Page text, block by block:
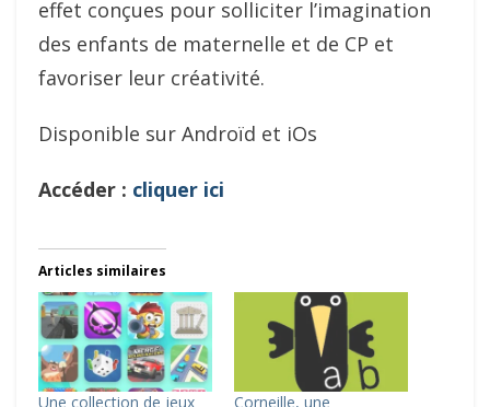
effet conçues pour solliciter l’imagination
des enfants de maternelle et de CP et
favoriser leur créativité.
Disponible sur Androïd et iOs
Accéder : cliquer ici
Articles similaires
Une collection de jeux Corneille, une